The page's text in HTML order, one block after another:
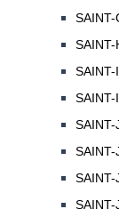
SAINT-
SAINT-
SAINT-
SAINT-
SAINT-
SAINT-
SAINT-
SAINT-